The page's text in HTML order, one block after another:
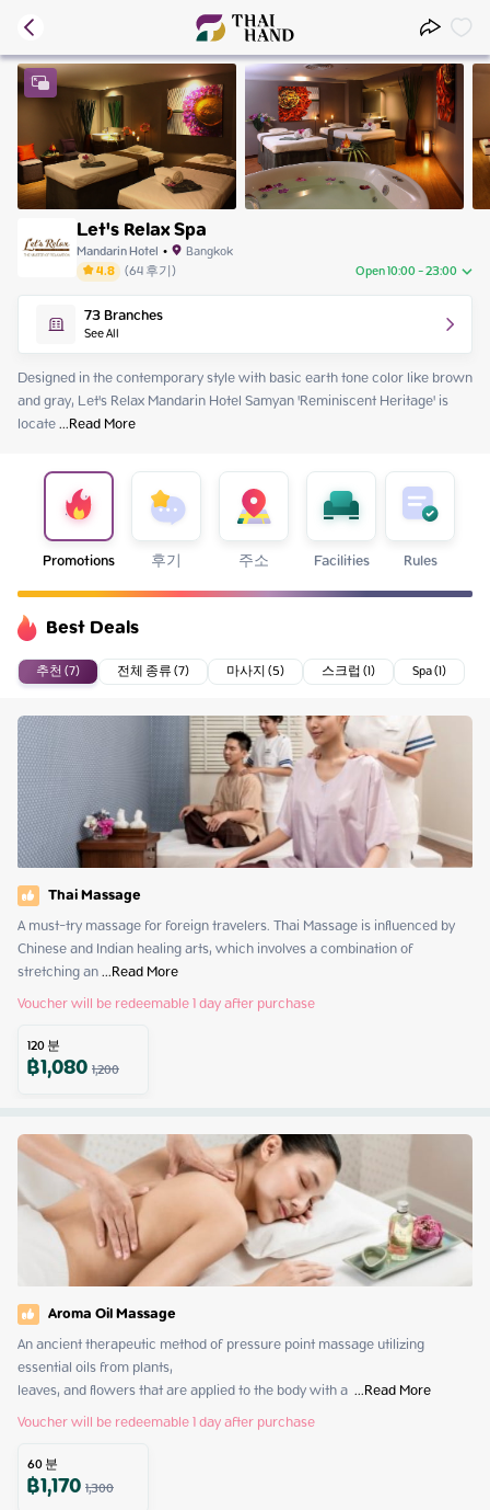
Let's Relax Spa
Mandarin Hotel • Bangkok
4.8 (64후기) Open 10:00 - 23:00
Thursday 10:00 - 23:00
Friday 10:00 - 23:00
Saturday 10:00 - 23:00
Sunday 10:00 - 23:00
Monday 10:00 - 23:00
Tuesday
73Branches
See All
Designed in the contemporary style with basic earth tone color like brown
and gray, Let's Relax Mandarin Hotel Samyan 'Reminiscent Heritage' is
locate ...Read More
Promotions 후기 주소 Facilities Rules
Best Deals
추천 (7) 전체 종류 (7) 마사지 (5) 스크럽 (1) Spa (1)
Thai Massage
A must-try massage for foreign travelers. Thai Massage is influenced by
Chinese and Indian healing arts, which involves a combination of
stretching an ...Read More
Voucher will be redeemable 1 day after purchase
120분
฿1,0801,200
Aroma Oil Massage
An ancient therapeutic method of pressure point massage utilizing
essential oils from plants,
leaves, and flowers that are applied to the body with a ...Read More
Voucher will be redeemable 1 day after purchase
60분
฿1,1701,300